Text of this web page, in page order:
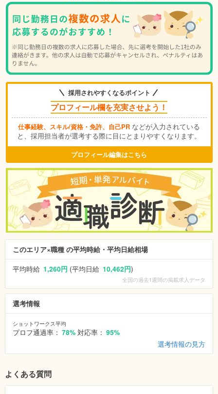
採用されやすくなるポイント
プロフィール欄を充実させよう！
仕事経験、スキル/資格・免許、自己PR などが入力されている
と、採用担当者が選考する際に目にとまりやすくなります。
プロフィール編集はこちら
このエリア×職種 の平均時給・平均日給相場
平均時給 1,260円 (平均日給 10,462円)
全国の過去1週間の掲載求人データ
選考情報
ショットワークス平均
プロフ通過率： 78% 対応率： 95%
選考情報の見方
よくある質問